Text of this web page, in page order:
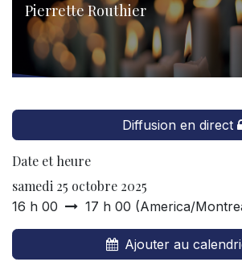
Pierrette Routhier
Diffusion en direct
Date et heure
samedi 25 octobre 2025
16 h 00 17 h 00 (America/
Ajouter au